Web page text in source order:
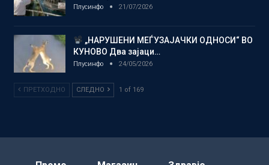
Плусинфо 21/07/2026
„НАРУШЕНИ МЕЃУЗАЈАЧКИ ОДНОСИ“ ВО
КУНОВО Два зајаци…
Плусинфо 24/05/2026
ПРЕТХОДНО СЛЕДНО 1 of 169